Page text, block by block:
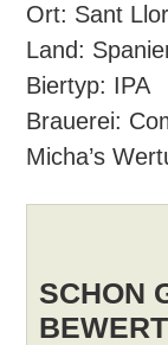
Ort: Sant
Land:
Biertyp: IPA
Brauerei:
Micha’s
SCHON